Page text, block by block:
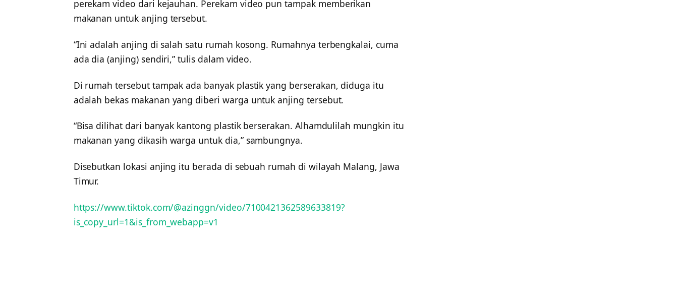
perekam video dari kejauhan. Perekam video pun tampak memberikan
makanan untuk anjing tersebut.
“Ini adalah anjing di salah satu rumah kosong. Rumahnya terbengkalai, cuma
ada dia (anjing) sendiri,” tulis dalam video.
Di rumah tersebut tampak ada banyak plastik yang berserakan, diduga itu
adalah bekas makanan yang diberi warga untuk anjing tersebut.
“Bisa dilihat dari banyak kantong plastik berserakan. Alhamdulilah mungkin itu
makanan yang dikasih warga untuk dia,” sambungnya.
Disebutkan lokasi anjing itu berada di sebuah rumah di wilayah Malang, Jawa
Timur.
https://www.tiktok.com/@azinggn/video/7100421362589633819?
is_copy_url=1&is_from_webapp=v1